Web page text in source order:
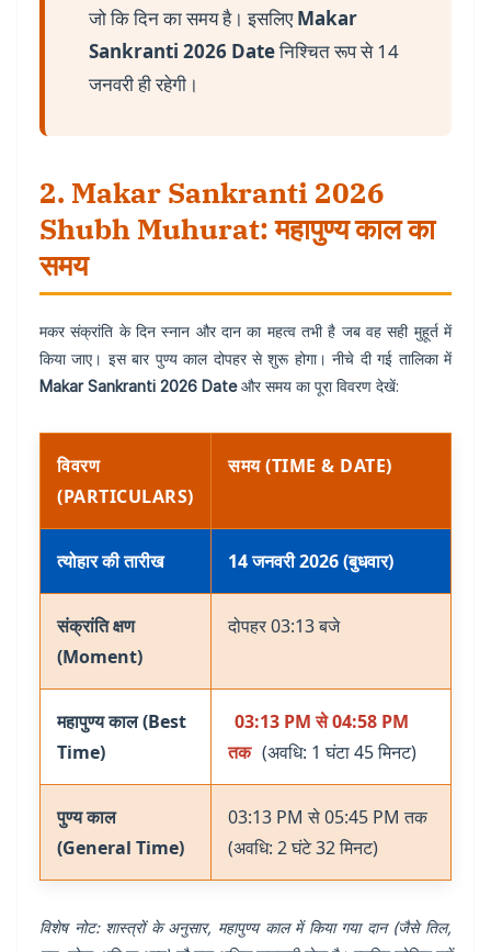
जो कि दिन का समय है। इसलिएMakar
Sankranti 2026 Dateनिश्चित रूप से 14
जनवरी ही रहेगी।
2. Makar Sankranti 2026
Shubh Muhurat: महापुण्य काल का
समय
मकर संक्रांति के दिन स्नान और दान का महत्व तभी है जब वह सही मुहूर्त में
किया जाए। इस बार पुण्य काल दोपहर से शुरू होगा। नीचे दी गई तालिका में
Makar Sankranti 2026 Dateऔर समय का पूरा विवरण देखें:
विवरण
(PARTICULARS)
समय (TIME & DATE)
त्योहार की तारीख 14 जनवरी 2026 (बुधवार)
संक्रांति क्षण
(Moment)
दोपहर 03:13 बजे
महापुण्य काल (Best
Time)
03:13 PM से 04:58 PM
तक (अवधि: 1 घंटा 45 मिनट)
पुण्य काल
(General Time)
03:13 PM से 05:45 PM तक
(अवधि: 2 घंटे 32 मिनट)
विशेष नोट: शास्त्रों के अनुसार, महापुण्य काल में किया गया दान (जैसे तिल,